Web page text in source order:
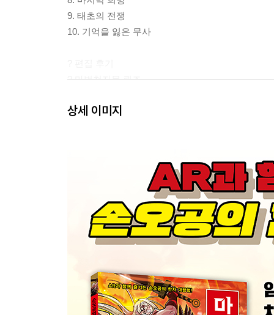
9. 태초의 전쟁
10. 기억을 잃은 무사
? 마법천자문 퀴즈
상세 이미지